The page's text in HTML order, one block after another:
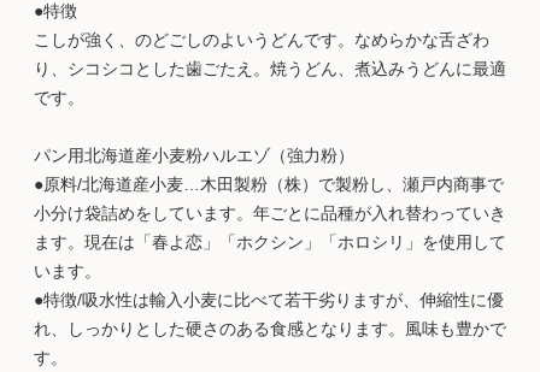
●特徴
こしが強く、のどごしのよいうどんです。なめらかな舌ざわ
り、シコシコとした歯ごたえ。焼うどん、煮込みうどんに最適
です。
パン用北海道産小麦粉ハルエゾ（強力粉）
●原料/北海道産小麦…木田製粉（株）で製粉し、瀬戸内商事で
小分け袋詰めをしています。年ごとに品種が入れ替わっていき
ます。現在は「春よ恋」「ホクシン」「ホロシリ」を使用して
います。
●特徴/吸水性は輸入小麦に比べて若干劣りますが、伸縮性に優
れ、しっかりとした硬さのある食感となります。風味も豊かで
す。